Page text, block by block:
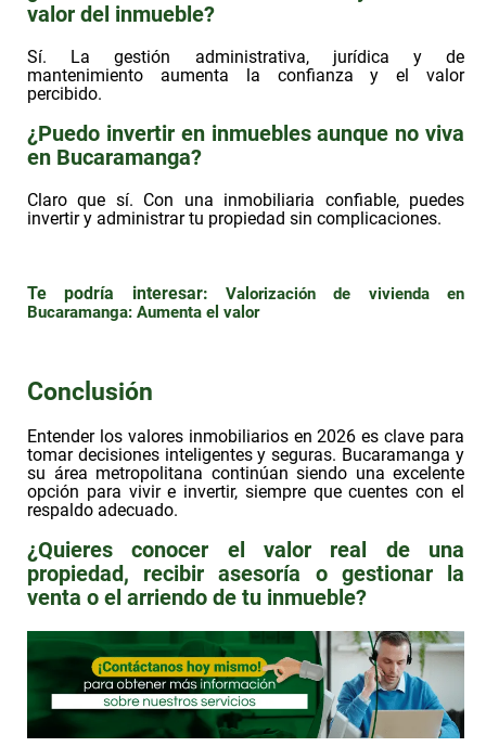
valor del inmueble?
Sí. La gestión administrativa, jurídica y de
mantenimiento aumenta la confianza y el valor
percibido.
¿Puedo invertir en inmuebles aunque no viva
en Bucaramanga?
Claro que sí. Con una inmobiliaria confiable, puedes
invertir y administrar tu propiedad sin complicaciones.
Te podría interesar: Valorización de vivienda en
Bucaramanga: Aumenta el valor
Conclusión
Entender los valores inmobiliarios en 2026 es clave para
tomar decisiones inteligentes y seguras. Bucaramanga y
su área metropolitana continúan siendo una excelente
opción para vivir e invertir, siempre que cuentes con el
respaldo adecuado.
¿Quieres conocer el valor real de una
propiedad, recibir asesoría o gestionar la
venta o el arriendo de tu inmueble?